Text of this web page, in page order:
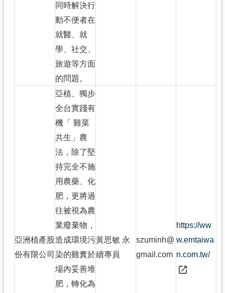
同時解決行
動不便者在
就醫、就
學、社交、
旅遊等方面
的問題。
亞洲植產股
份有限公司
亞植、獨步
全台實踐有
機「 雞菜
共生」農
法，除了堅
持完全不施
用農藥、化
肥，更將過
往被視為農
業廢棄物，
造成環境污
染的雞糞於
場內妥善堆
肥，轉化為
黃思敏 永
續專員
szuminh@
gmail.com
https://ww
w.emtaiwa
n.com.tw/